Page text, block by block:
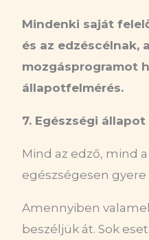
Mindenki saját
és az
mozgásprogramot
állapotfelmérés.
7. Egészségi állapot
Mind az edző, mind
egészségesen
Amennyiben
beszéljük át. Sok